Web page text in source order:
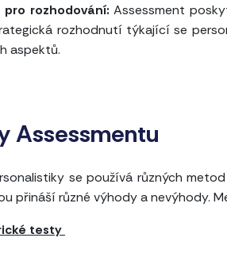
pro rozhodování: Assessment
rozhodnutí týkající se
aspektů.
Assessmentu
se používá různých
přináší různé výhody a nevýhody.
testy